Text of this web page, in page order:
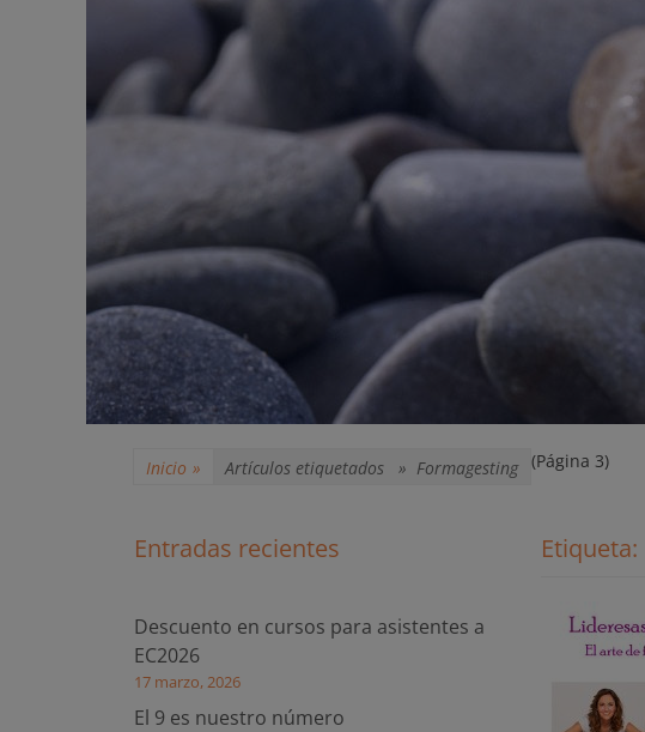
Inicio » Artículos etiquetados » Formagesting (Página 3)
Etiqueta:
Entradas recientes
Descuento en cursos para asistentes a
EC2026
17 marzo, 2026
El 9 es nuestro número